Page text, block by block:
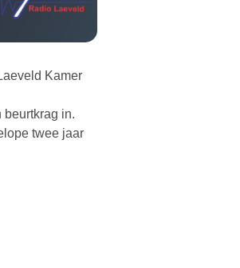
Kamer
beurtkrag in.
twee jaar